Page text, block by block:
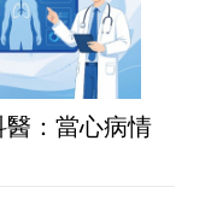
：當心病情